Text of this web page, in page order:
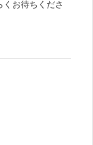
お待ちくださ